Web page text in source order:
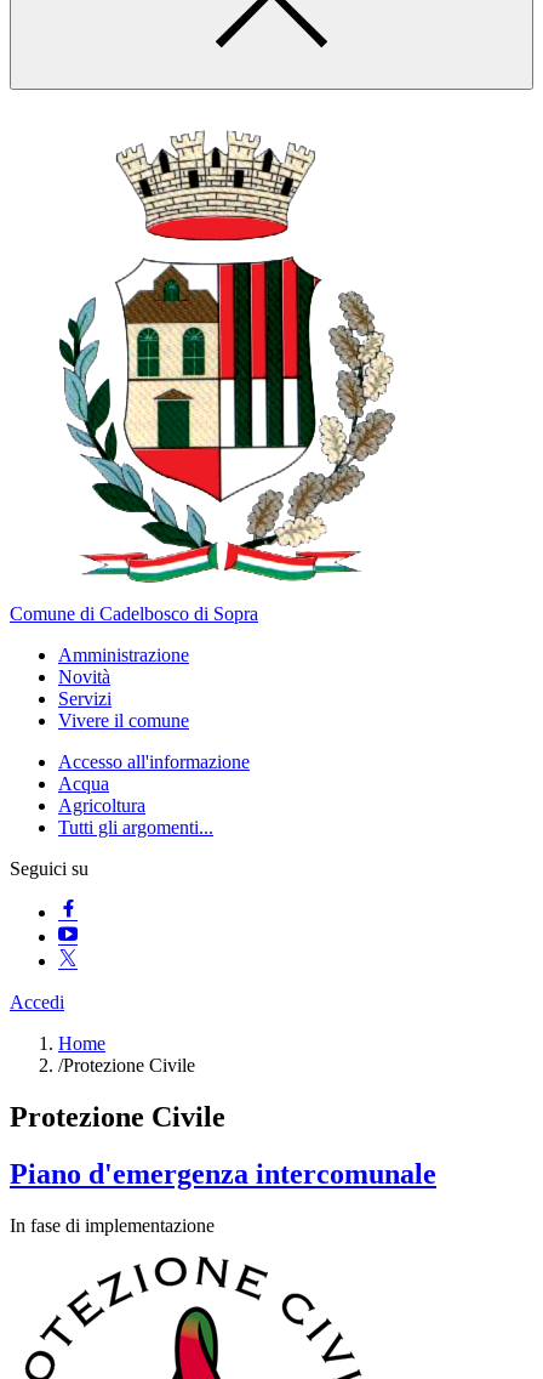
Comune di Cadelbosco di Sopra
Amministrazione
Novità
Servizi
Vivere il comune
Accesso all'informazione
Acqua
Agricoltura
Tutti gli argomenti...
Seguici su
Accedi
Home
/Protezione Civile
Protezione Civile
Piano d'emergenza intercomunale
In fase di implementazione